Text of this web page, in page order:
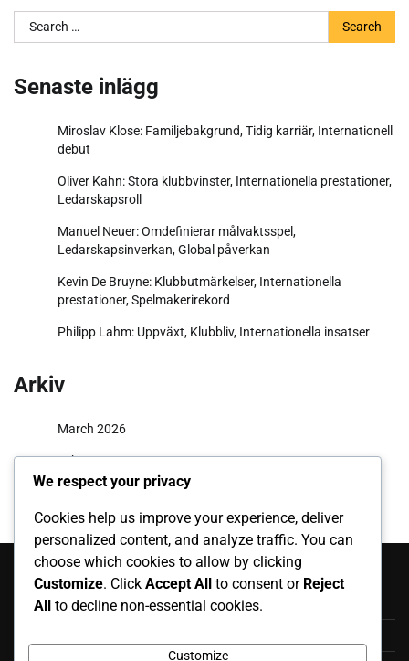
Search
for:
Senaste inlägg
Miroslav Klose: Familjebakgrund, Tidig karriär, Internationell
debut
Oliver Kahn: Stora klubbvinster, Internationella prestationer,
Ledarskapsroll
Manuel Neuer: Omdefinierar målvaktsspel,
Ledarskapsinverkan, Global påverkan
Kevin De Bruyne: Klubbutmärkelser, Internationella
prestationer, Spelmakerirekord
Philipp Lahm: Uppväxt, Klubbliv, Internationella insatser
Arkiv
March 2026
February 2026
Kategorier
Biografier av tyska fotbollsspelare
We respect your privacy
Cookies help us improve your experience, deliver
personalized content, and analyze traffic. You can
choose which cookies to allow by clicking
Customize. Click Accept All to consent or Reject
All to decline non-essential cookies.
Customize